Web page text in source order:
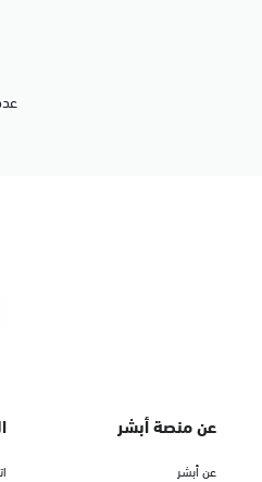
عدد
عن منصة أبشر
عن أبشر